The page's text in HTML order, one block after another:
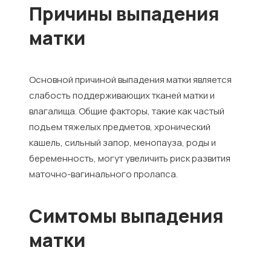
Причины выпадения
матки
Основной причиной выпадения матки является
слабость поддерживающих тканей матки и
влагалища. Общие факторы, такие как частый
подъем тяжелых предметов, хронический
кашель, сильный запор, менопауза, роды и
беременность, могут увеличить риск развития
маточно-вагинального пролапса.
Симтомы выпадения
матки